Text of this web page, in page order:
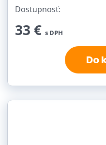
Dostupnosť:
33 € s DPH
Do